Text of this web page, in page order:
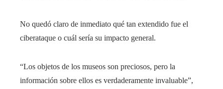
No quedó claro de inmediato qué tan extendido fue el
ciberataque o cuál sería su impacto general.
“Los objetos de los museos son preciosos, pero la
información sobre ellos es verdaderamente invaluable”,